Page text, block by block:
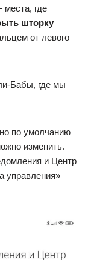
места, где
шторку
от левого
Бабы, где мы
по умолчанию
изменить.
и Центр
управления»